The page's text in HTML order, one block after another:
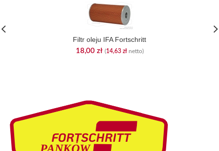
Filtr oleju IFA Fortschritt
18,00 zł (14,63 złnetto)